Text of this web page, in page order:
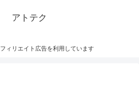
アトテク
ィリエイト広告を利用しています